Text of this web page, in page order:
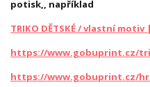
potisk,, například
TRIKO DĚTSKÉ / vlastní
https://www.gobuprint.cz/
https://www.gobuprint.cz/